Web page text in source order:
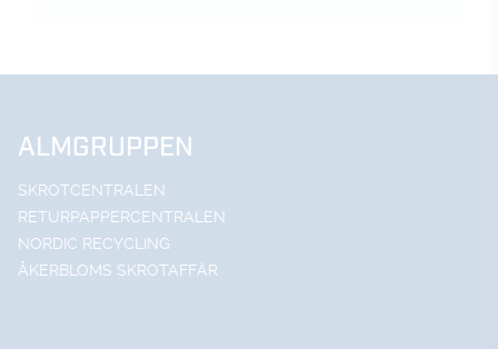
ALMGRUPPEN
SKROTCENTRALEN
RETURPAPPERCENTRALEN
NORDIC RECYCLING
ÅKERBLOMS SKROTAFFÄR